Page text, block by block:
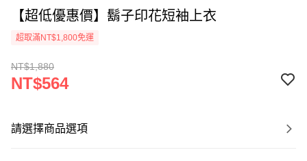
【超低優惠價】鬍子印花短袖上衣
超取滿NT$1,800免運
NT$1,880
NT$564
請選擇商品選項